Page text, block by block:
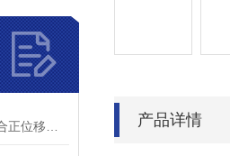
产品详情